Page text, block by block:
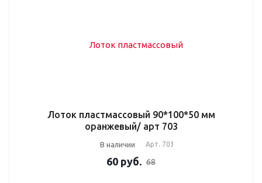
Лоток пластмассовый 90*100*50 мм
оранжевый/ арт 703
В наличии Арт. 703
60 руб. 68